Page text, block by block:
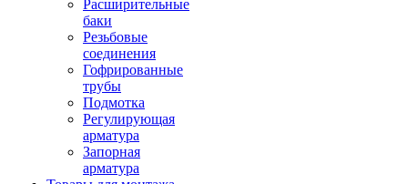
Расширительные
баки
Резьбовые
соединения
Гофрированные
трубы
Подмотка
Регулирующая
арматура
Запорная
арматура